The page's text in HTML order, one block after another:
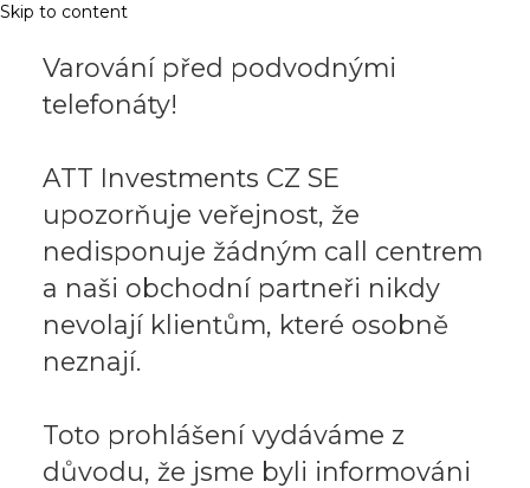
Skip to content
Varování před podvodnými
telefonáty!
ATT Investments CZ SE
upozorňuje veřejnost, že
nedisponuje žádným call centrem
a naši obchodní partneři nikdy
nevolají klientům, které osobně
neznají.
Toto prohlášení vydáváme z
důvodu, že jsme byli informováni